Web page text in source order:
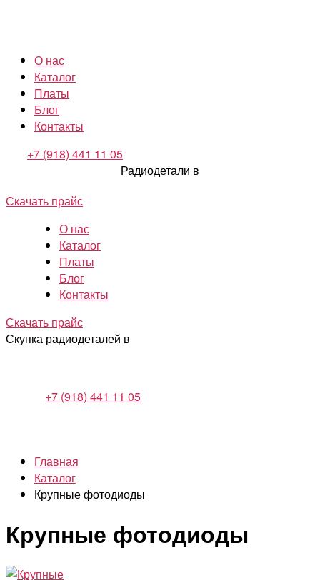
О нас
Каталог
Платы
Блог
Контакты
+7 (918) 441 11 05
Радиодетали в
Скачать прайс
О нас
Каталог
Платы
Блог
Контакты
Скачать прайс
Скупка радиодеталей в
+7 (918) 441 11 05
Главная
Каталог
Крупные фотодиоды
Крупные фотодиоды